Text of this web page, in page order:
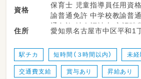
・子どもたちの見守りやコ
いさつやマナーのサポート
・パソコン学習や作業プロ
ど）の進行サポート
・個別支援計画に沿った学
ート
資格
保育士 児童指導員任用資格（療育） 高等学校教
諭普通免許 中学校教諭普通免許 小学校教諭普
通免許 社会福祉士 言語聴覚士 作業療法士 理
学療法士
住所 愛知県名古屋市中区平和1
駅チカ 短時間（３時間以内） 未経
交通費支給 賞与あり 昇給あり